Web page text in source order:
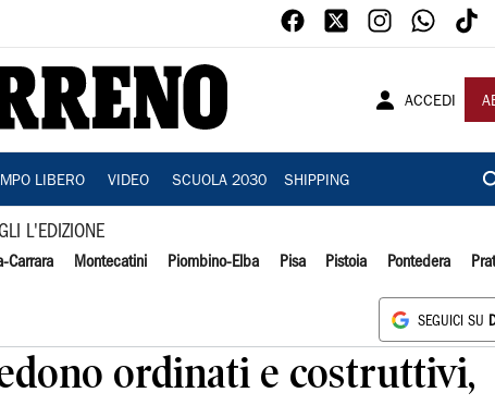
ACCEDI
LIBERO VIDEO SCUOLA 2030 SHIPPING
L'EDIZIONE
Carrara Montecatini Piombino-Elba Pisa Pistoia Pontedera
SEGUICI SU
ordinati e costruttivi,